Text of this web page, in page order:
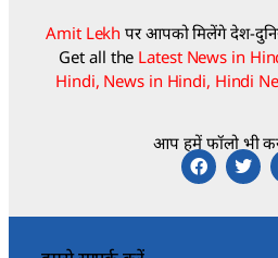
Amit Lekh पर आपको मिलेंगे देश-
Get all the Latest News in
Hindi, News in Hindi, Hindi
आप हमें फॉलो भी